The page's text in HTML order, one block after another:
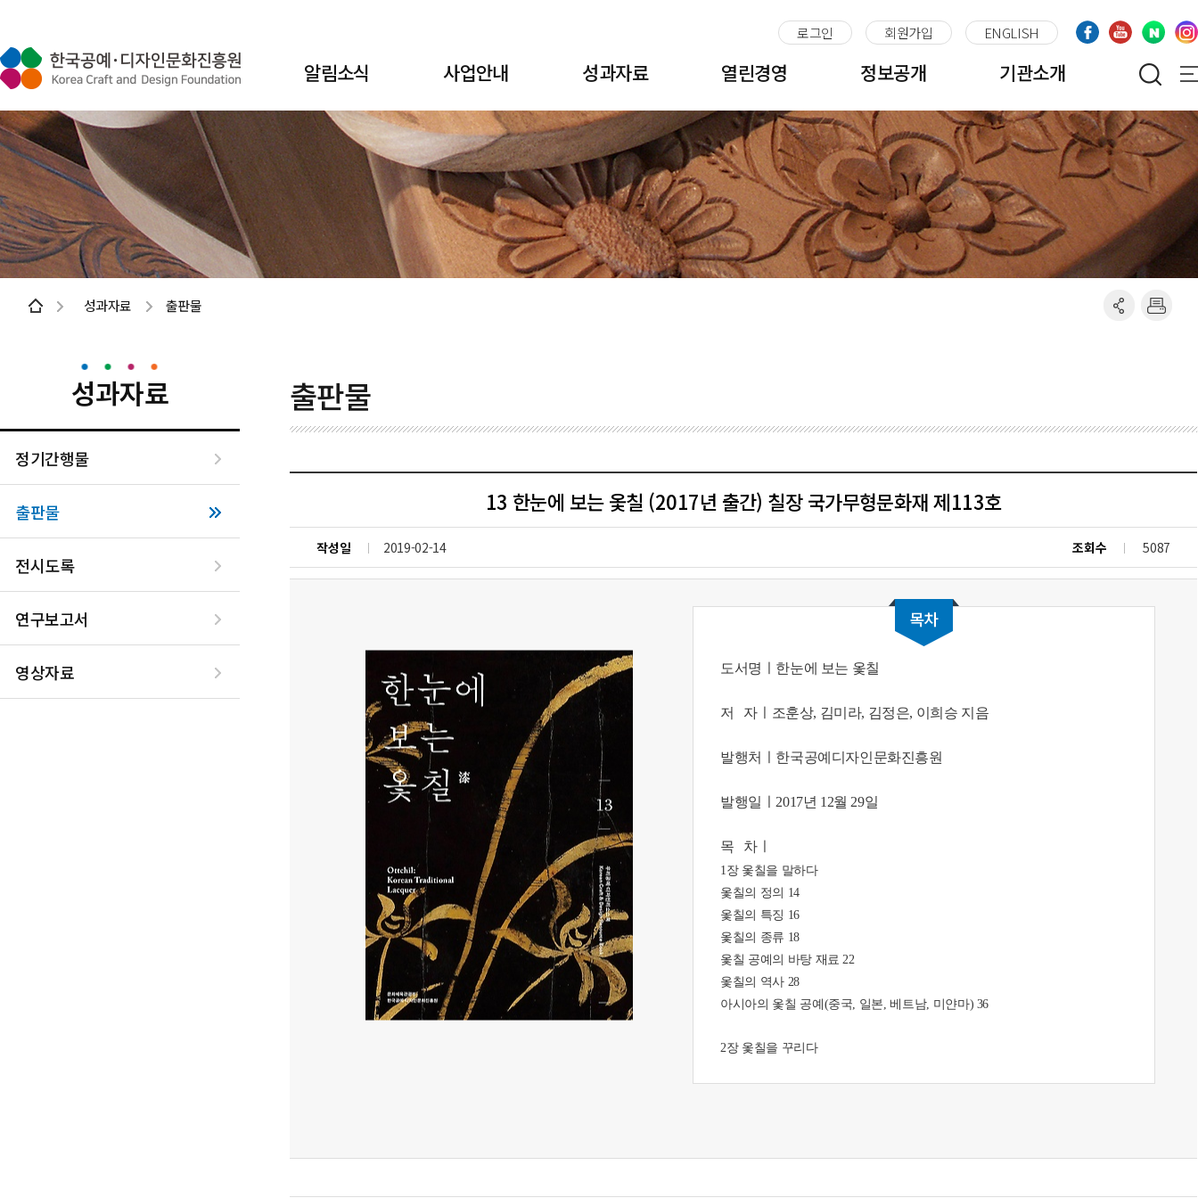
로그인 회원가입 ENGLISH
알림소식 사업안내 성과자료 열린경영 정보공개 기관소개
성과자료 출판물
성과자료
정기간행물
출판물
전시도록
연구보고서
영상자료
출판물
13 한눈에 보는 옻칠 (2017년 출간) 칠장 국가무형문화재 제113호
작성일 2019-02-14 조회수 5087
목차
도서명ㅣ 한눈에 보는 옻칠
저 자ㅣ 조훈상, 김미라, 김정은, 이희승 지음
발행처ㅣ 한국공예디자인문화진흥원
발행일ㅣ 2017년 12월 29일
목 차
1장 옻칠을 말하다
옻칠의 정의 14
옻칠의 특징 16
옻칠의 종류 18
옻칠 공예의 바탕 재료 22
옻칠의 역사 28
아시아의 옻칠 공예(중국, 일본, 베트남, 미얀마) 36
2장 옻칠을 꾸리다
나무(목심) 56